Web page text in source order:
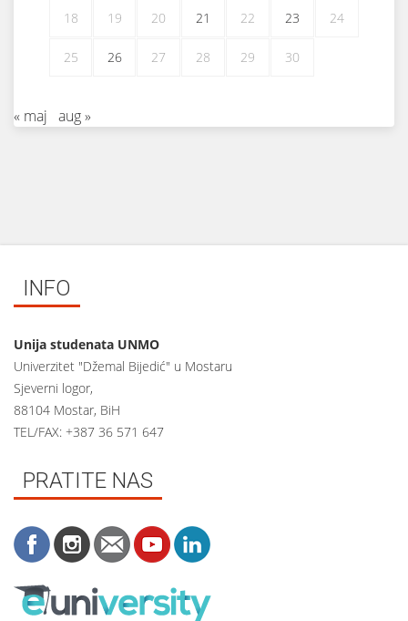
18 19 20 21 22 23 24
25 26 27 28 29 30
« maj aug »
INFO
Unija studenata UNMO
Univerzitet "Džemal Bijedić" u Mostaru
Sjeverni logor,
88104 Mostar, BiH
TEL/FAX: +387 36 571 647
PRATITE NAS